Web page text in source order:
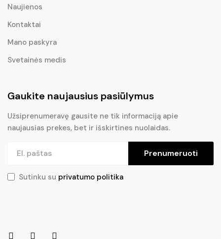
Naujienos
Kontaktai
Mano paskyra
Svetainės medis
Gaukite naujausius pasiūlymus
Užsiprenumeravę gausite ne tik informaciją apie
naujausias prekes, bet ir išskirtines nuolaidas.
Prenumeruoti
Sutinku su privatumo politika